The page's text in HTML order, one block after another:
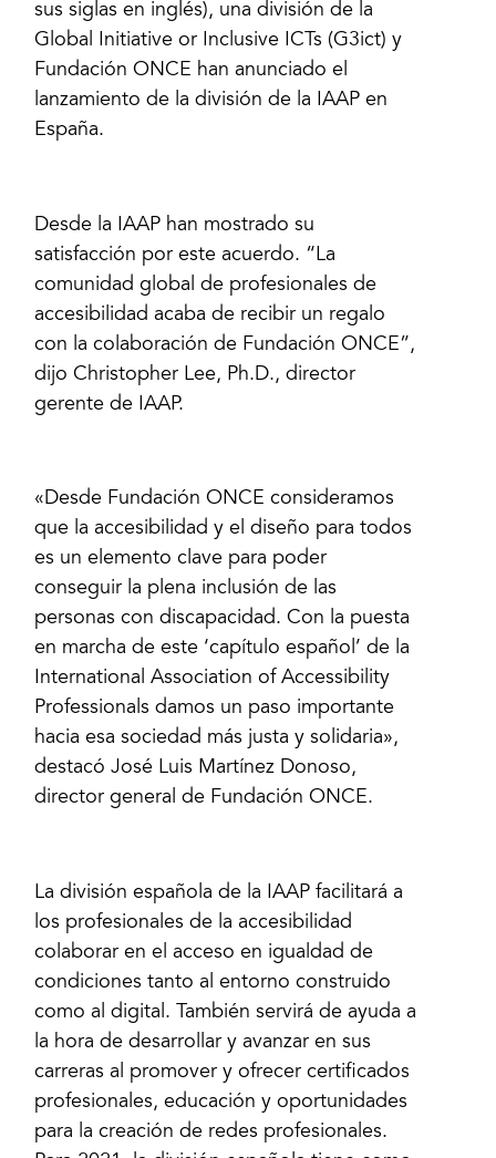
sus siglas en inglés), una división de la
Global Initiative or Inclusive ICTs (G3ict) y
Fundación ONCE han anunciado el
lanzamiento de la división de la IAAP en
España.
Desde la IAAP han mostrado su
satisfacción por este acuerdo. “La
comunidad global de profesionales de
accesibilidad acaba de recibir un regalo
con la colaboración de Fundación ONCE”,
dijo Christopher Lee, Ph.D., director
gerente de IAAP.
«Desde Fundación ONCE consideramos
que la accesibilidad y el diseño para todos
es un elemento clave para poder
conseguir la plena inclusión de las
personas con discapacidad. Con la puesta
en marcha de este ‘capítulo español’ de la
International Association of Accessibility
Professionals damos un paso importante
hacia esa sociedad más justa y solidaria»,
destacó José Luis Martínez Donoso,
director general de Fundación ONCE.
La división española de la IAAP facilitará a
los profesionales de la accesibilidad
colaborar en el acceso en igualdad de
condiciones tanto al entorno construido
como al digital. También servirá de ayuda a
la hora de desarrollar y avanzar en sus
carreras al promover y ofrecer certificados
profesionales, educación y oportunidades
para la creación de redes profesionales.